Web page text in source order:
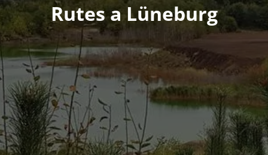
Rutes a Lüneburg